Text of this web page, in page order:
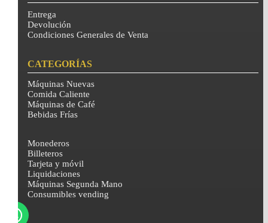
Entrega
Devolución
Condiciones Generales de Venta
CATEGORÍAS
Máquinas Nuevas
Comida Caliente
Máquinas de Café
Bebidas Frías
Monederos
Billeteros
Tarjeta y móvil
Liquidaciones
Máquinas Segunda Mano
Consumibles vending